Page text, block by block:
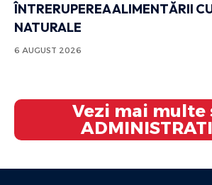
ÎNTRERUPEREA ALIMENTĂRII
NATURALE
6 AUGUST 2026
Vezi mai multe